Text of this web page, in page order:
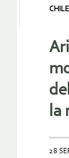
CHILE
la
28